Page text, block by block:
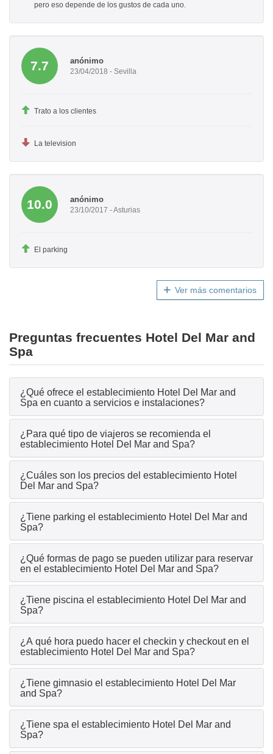
pero eso depende de los gustos de cada uno.
7.7 anónimo
23/04/2018 - Sevilla
Trato a los clientes
La television
10.0 anónimo
23/10/2017 - Asturias
El parking
Ver más comentarios
Preguntas frecuentes Hotel Del Mar and
Spa
¿Qué ofrece el establecimiento Hotel Del Mar and
Spa en cuanto a servicios e instalaciones?
¿Para qué tipo de viajeros se recomienda el
establecimiento Hotel Del Mar and Spa?
¿Cuáles son los precios del establecimiento Hotel
Del Mar and Spa?
¿Tiene parking el establecimiento Hotel Del Mar and
Spa?
¿Qué formas de pago se pueden utilizar para reservar
en el establecimiento Hotel Del Mar and Spa?
¿Tiene piscina el establecimiento Hotel Del Mar and
Spa?
¿A qué hora puedo hacer el checkin y checkout en el
establecimiento Hotel Del Mar and Spa?
¿Tiene gimnasio el establecimiento Hotel Del Mar
and Spa?
¿Tiene spa el establecimiento Hotel Del Mar and
Spa?